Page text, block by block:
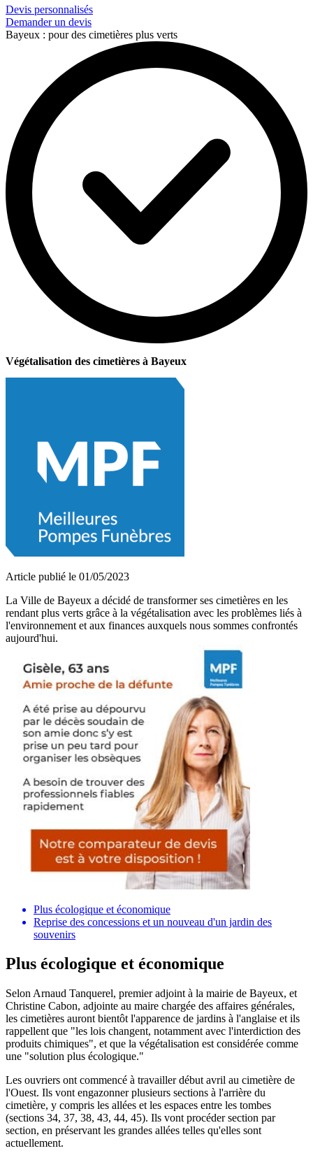
Devis personnalisés
Demander un devis
Bayeux : pour des cimetières plus verts
Végétalisation des cimetières à Bayeux
Article publié le 01/05/2023
La Ville de Bayeux a décidé de transformer ses cimetières en les
rendant plus verts grâce à la végétalisation avec les problèmes liés à
l'environnement et aux finances auxquels nous sommes confrontés
aujourd'hui.
Plus écologique et économique
Reprise des concessions et un nouveau d'un jardin des
souvenirs
Plus écologique et économique
Selon Arnaud Tanquerel, premier adjoint à la mairie de Bayeux, et
Christine Cabon, adjointe au maire chargée des affaires générales,
les cimetières auront bientôt l'apparence de jardins à l'anglaise et ils
rappellent que "les lois changent, notamment avec l'interdiction des
produits chimiques", et que la végétalisation est considérée comme
une "solution plus écologique."
Les ouvriers ont commencé à travailler début avril au cimetière de
l'Ouest. Ils vont engazonner plusieurs sections à l'arrière du
cimetière, y compris les allées et les espaces entre les tombes
(sections 34, 37, 38, 43, 44, 45). Ils vont procéder section par
section, en préservant les grandes allées telles qu'elles sont
actuellement.